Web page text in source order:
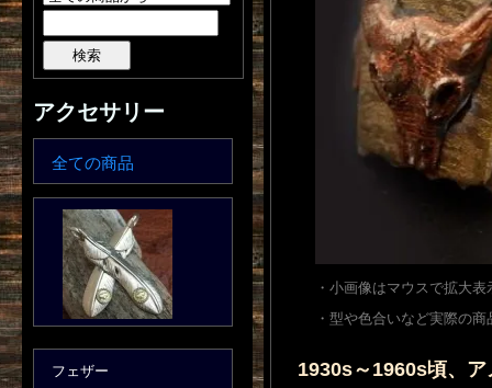
・小画像はマウスで拡大
・型や色合いなど実際の
1930s～1960s頃、
アクセサリー
全ての商品
フェザー